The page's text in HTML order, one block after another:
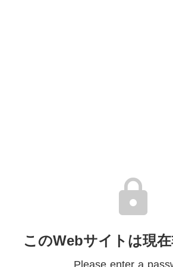
lock
このWebサイトは現
Please enter a